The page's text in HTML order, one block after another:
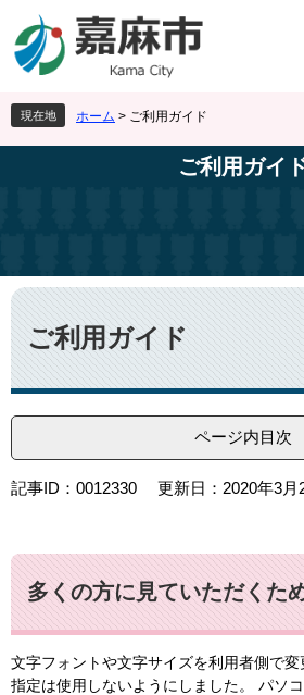
ジ
先
頭
で
ュ
を
飛
ば
現在地 ホーム > ご利用ガイド
ご利用ガイ
本
文
ご利用ガイド
ページ内目次
記事ID：0012330 更新日：2020年3月
多くの方に見ていただくた
文字フォントや文字サイズを利用者側で
指定は使用しないようにしました。 パソ